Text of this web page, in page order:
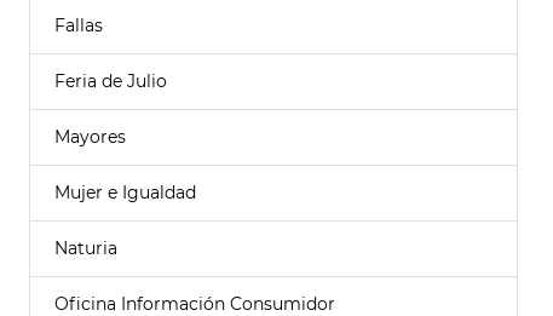
Fallas
Feria de Julio
Mayores
Mujer e Igualdad
Naturia
Oficina Información Consumidor